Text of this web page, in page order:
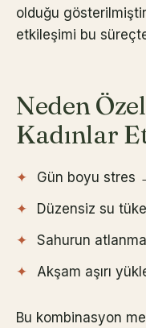
olduğu
etkileşimi bu
Neden
Kadınlar
Gün boyu stres
Düzensiz su
Sahurun
Akşam aşırı
Bu kombinasyon